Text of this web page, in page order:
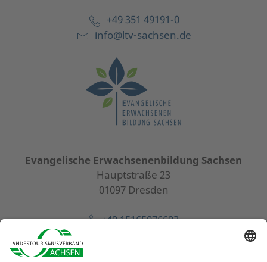
+49 351 49191-0
info@ltv-sachsen.de
Evangelische Erwachsenenbildung Sachsen
Hauptstraße 23
01097 Dresden
+49 15165076693
wanderundpilgerakademie@eeb-sachsen.de